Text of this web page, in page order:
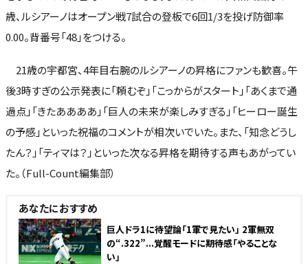
歳、ルシアーノはオープン戦7試合の登板で6回1/3を投げ防御率
0.00。背番号「48」をつける。
21歳の宇都宮、4年目右腕のルシアーノの昇格にファンも歓喜。午
後3時すぎの公示発表に「頼むぞ」「こっからがスタート」「あくまで通
過点」「きたああああ」「巨人の未来が楽しみすぎる」「ヒーロー誕生
の予感」といった祝福のコメントが相次いでいた。また、「知念どうし
たん？」「ティマは？」といった次なる昇格を期待する声もあがってい
た。（Full-Count編集部）
あなたにおすすめ
巨人ドラ1に待望論「1軍で見たい」 2軍無双
の“.322”...覚醒モードに期待感「やることな
い」